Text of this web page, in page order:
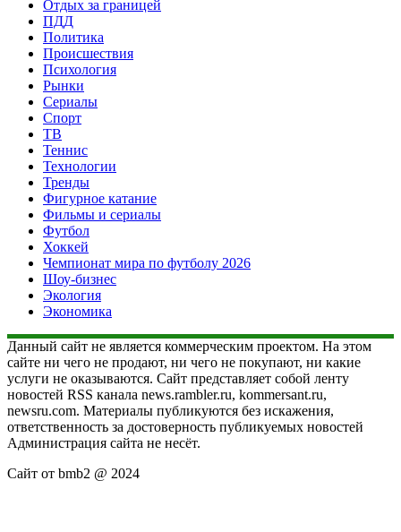
Отдых за границей
ПДД
Политика
Происшествия
Психология
Рынки
Сериалы
Спорт
ТВ
Теннис
Технологии
Тренды
Фигурное катание
Фильмы и сериалы
Футбол
Хоккей
Чемпионат мира по футболу 2026
Шоу-бизнес
Экология
Экономика
Данный сайт не является коммерческим проектом. На этом
сайте ни чего не продают, ни чего не покупают, ни какие
услуги не оказываются. Сайт представляет собой ленту
новостей RSS канала news.rambler.ru, kommersant.ru,
newsru.com. Материалы публикуются без искажения,
ответственность за достоверность публикуемых новостей
Администрация сайта не несёт.
Сайт от bmb2 @ 2024